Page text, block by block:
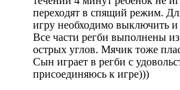
переходят в спящий режим.
игру необходимо выключить и
Все части регби выполнены
острых углов. Мячик тоже
Сын играет в регби с
присоединяюсь к игре)))